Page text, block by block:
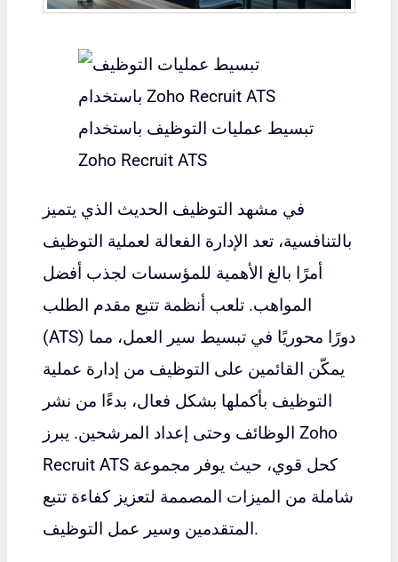
تبسيط عمليات التوظيف باستخدام
Zoho Recruit ATS
في مشهد التوظيف الحديث الذي يتميز
بالتنافسية، تعد الإدارة الفعالة لعملية التوظيف
أمرًا بالغ الأهمية للمؤسسات لجذب أفضل
المواهب. تلعب أنظمة تتبع مقدم الطلب
(ATS) دورًا محوريًا في تبسيط سير العمل، مما
يمكّن القائمين على التوظيف من إدارة عملية
التوظيف بأكملها بشكل فعال، بدءًا من نشر
الوظائف وحتى إعداد المرشحين. يبرز Zoho
Recruit ATS كحل قوي، حيث يوفر مجموعة
شاملة من الميزات المصممة لتعزيز كفاءة تتبع
المتقدمين وسير عمل التوظيف.